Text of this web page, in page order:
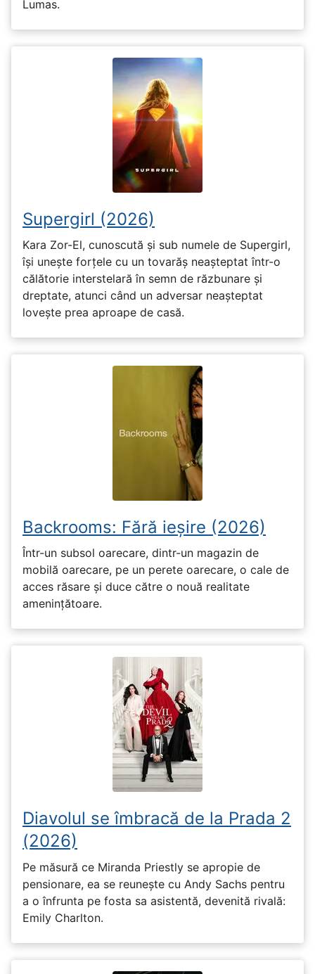
Lumas.
Supergirl (2026)
Kara Zor-El, cunoscută și sub numele de Supergirl,
își unește forțele cu un tovarăș neașteptat într-o
călătorie interstelară în semn de răzbunare și
dreptate, atunci când un adversar neașteptat
lovește prea aproape de casă.
Backrooms: Fără ieșire (2026)
Într-un subsol oarecare, dintr-un magazin de
mobilă oarecare, pe un perete oarecare, o cale de
acces răsare și duce către o nouă realitate
amenințătoare.
Diavolul se îmbracă de la Prada 2
(2026)
Pe măsură ce Miranda Priestly se apropie de
pensionare, ea se reunește cu Andy Sachs pentru
a o înfrunta pe fosta sa asistentă, devenită rivală:
Emily Charlton.